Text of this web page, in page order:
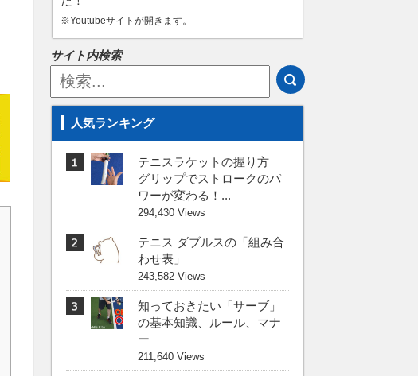
※Youtubeサイトが開きます。
サイト内検索
人気ランキング
テニスラケットの握り方
グリップでストロークのパ
ワーが変わる！...
294,430 Views
テニス ダブルスの「組み合
わせ表」
243,582 Views
知っておきたい「サーブ」
の基本知識、ルール、マナ
ー
211,640 Views